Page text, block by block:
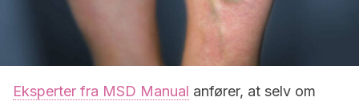
Eksperter fra MSD Manual anfører, at selv om